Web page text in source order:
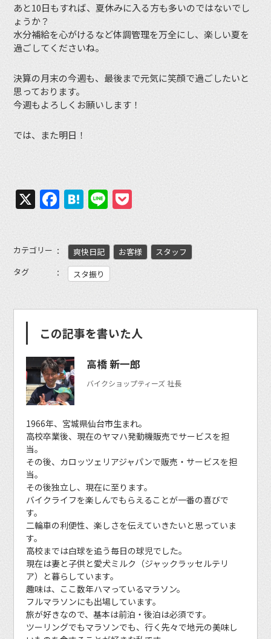
あと10日もすれば、夏休みに入る方も多いのではないでし
ょうか？
水分補給を心がけるなど体調管理を万全にし、楽しい夏を
過ごしてくださいね。
決算の月末の今週も、最後まで元気に笑顔で過ごしたいと
思っております。
今週もよろしくお願いします！
では、また明日！
X Facebook
Hatena
Line
カテゴリー 爽快日記 お客様
スタッフ
タグ
スタ振り
この記事を書いた人
高橋 新一郎
バイクショップティーズ 社長
1966年、宮城県仙台市生まれ。
高校卒業後、現在のヤマハ発動機販売でサービスを担
当。
その後、カロッツェリアジャパンで販売・サービスを担
当。
その後独立し、現在に至ります。
バイクライフを楽しんでもらえることが一番の喜びで
す。
二輪車の利便性、楽しさを伝えていきたいと思っていま
す。
高校までは白球を追う毎日の球児でした。
現在は妻と子供と愛犬ミルク（ジャックラッセルテリ
ア）と暮らしています。
趣味は、ここ数年ハマっているマラソン。
フルマラソンにも出場しています。
旅が好きなので、基本は前泊・後泊は必須です。
ツーリングでもマラソンでも、行く先々で地元の美味し